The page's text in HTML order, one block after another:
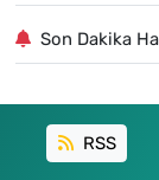
Son Dakika
RSS